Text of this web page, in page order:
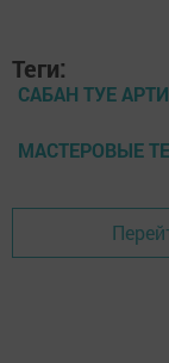
Теги:
САБАН ТУЕ
МАСТЕРОВЫЕ